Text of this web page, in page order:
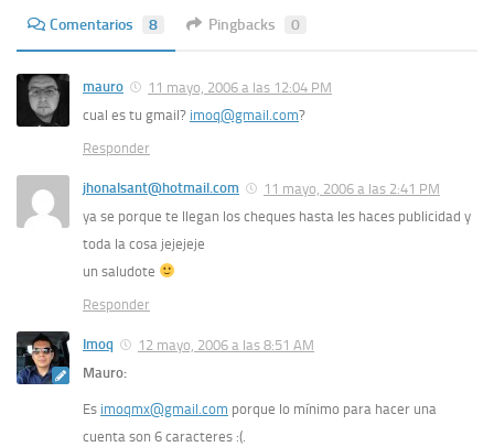
Comentarios 8 Pingbacks 0
mauro
11 mayo, 2006 a las 12:04 PM
cual es tu gmail? imoq@gmail.com?
Responder
jhonalsant@hotmail.com
11 mayo, 2006 a las 2:41 PM
ya se porque te llegan los cheques hasta les haces publicidad y
toda la cosa jejejeje
un saludote
Responder
Imoq
12 mayo, 2006 a las 8:51 AM
Mauro:
Es imoqmx@gmail.com porque lo mínimo para hacer una
cuenta son 6 caracteres :(.